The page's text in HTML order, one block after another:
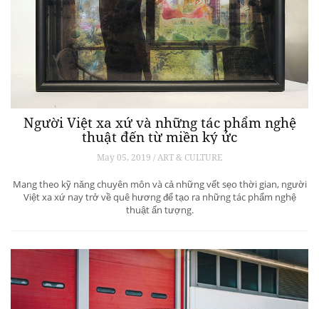
Người Việt xa xứ và những tác phẩm nghệ
thuật đến từ miền ký ức
May 05, 2019 / ART & CULTURE
Mang theo kỹ năng chuyên môn và cả những vết sẹo thời gian, người
Việt xa xứ nay trở về quê hương để tạo ra những tác phẩm nghệ
thuật ấn tượng.